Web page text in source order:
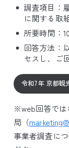
調査項目：
に関する取
所要時間：
回答方法：
セスし、ご
令和7年 京都観
※web回答では
局（
事業者調査に